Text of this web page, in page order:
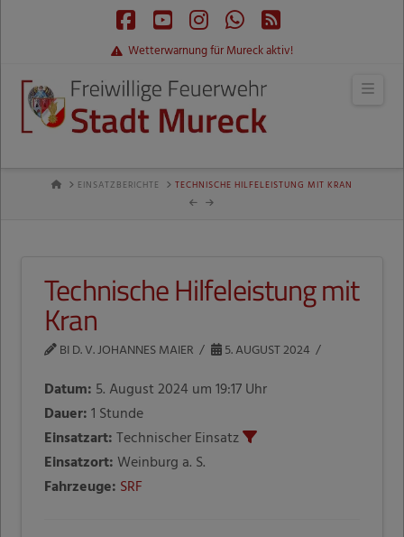
Facebook
YouTube
Instagram
Whatsapp
RSS
Wetterwarnung für Mureck aktiv!
HOMEEINSATZBERICHTE TECHNISCHE HILFELEISTUNG MIT KRAN
Technische Hilfeleistung mit
Kran
BI D. V. JOHANNES MAIER 5. AUGUST 2024
Datum: 5. August 2024 um 19:17 Uhr
Dauer:1 Stunde
Einsatzart:Technischer Einsatz
Einsatzort:Weinburg a. S.
Fahrzeuge: SRF